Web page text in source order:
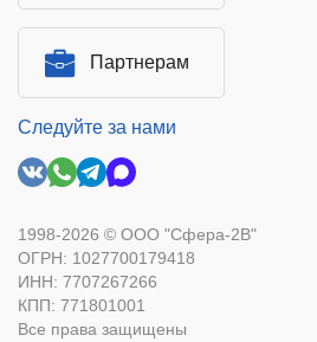
Партнерам
Следуйте за нами
1998-2026 © ООО "Сфера-2В"
ОГРН: 1027700179418
ИНН: 7707267266
КПП: 771801001
Все права защищены